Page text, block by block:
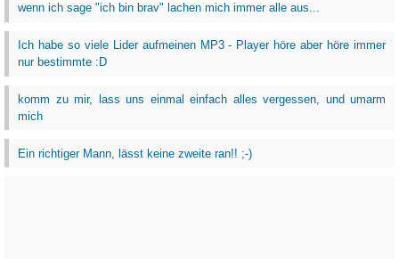
wenn ich sage "ich bin brav" lachen mich immer alle aus...
Ich habe so viele Lider aufmeinen MP3 - Player höre aber höre immer
nur bestimmte :D
komm zu mir, lass uns einmal einfach alles vergessen, und umarm
mich
Ein richtiger Mann, lässt keine zweite ran!! ;-)